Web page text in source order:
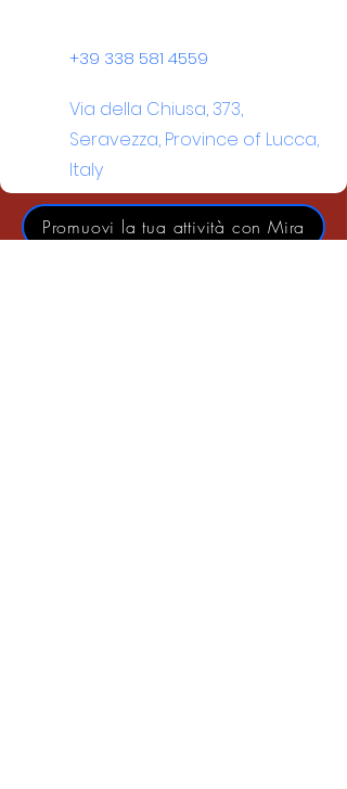
+39 338 581 4559
Via della Chiusa, 373,
Seravezza, Province of Lucca,
Italy
Promuovi la tua attività con Mira